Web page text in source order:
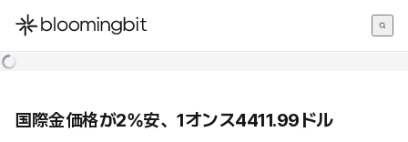
한국어
国際金価格が2%安、1オンス4411.99ドル